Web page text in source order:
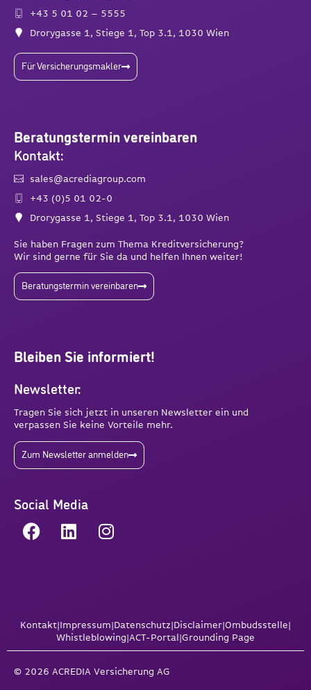
+43 5 01 02 – 5555
Drorygasse 1, Stiege 1, Top 3.1, 1030 Wien
Für Versicherungsmakler
Beratungstermin vereinbaren
Kontakt:
sales@acrediagroup.com
+43 (0)5 01 02-0
Drorygasse 1, Stiege 1, Top 3.1, 1030 Wien
Sie haben Fragen zum Thema Kreditversicherung?
Wir sind gerne für Sie da und helfen Ihnen weiter!
Beratungstermin vereinbaren
Bleiben Sie informiert!
Newsletter:
Tragen Sie sich jetzt in unseren Newsletter ein und
verpassen Sie keine Vorteile mehr.
Zum Newsletter anmelden
Social Media
Kontakt|Impressum|Datenschutz|Disclaimer|Ombudsstelle|
Whistleblowing|ACT-Portal|Grounding Page
© 2026 ACREDIA Versicherung AG